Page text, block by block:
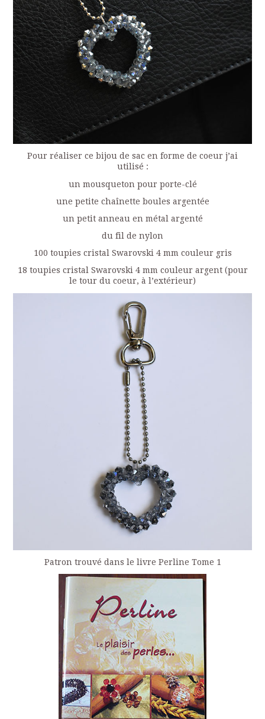
Pour réaliser ce bijou de sac en forme de coeur j’ai
utilisé :
un mousqueton pour porte-clé
une petite chaînette boules argentée
un petit anneau en métal argenté
du fil de nylon
100 toupies cristal Swarovski 4 mm couleur gris
18 toupies cristal Swarovski 4 mm couleur argent (pour
le tour du coeur, à l’extérieur)
Patron trouvé dans le livre Perline Tome 1